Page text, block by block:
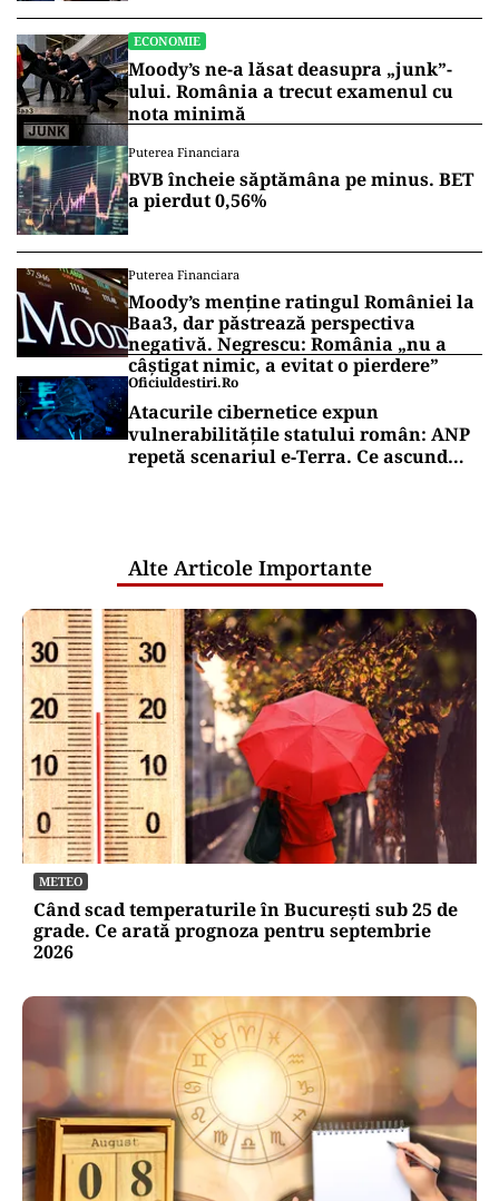
ECONOMIE
Moody’s ne-a lăsat deasupra „junk”-
ului. România a trecut examenul cu
nota minimă
Puterea Financiara
BVB încheie săptămâna pe minus. BET
a pierdut 0,56%
Puterea Financiara
Moody’s menține ratingul României la
Baa3, dar păstrează perspectiva
negativă. Negrescu: România „nu a
câștigat nimic, a evitat o pierdere”
Oficiuldestiri.ro
Atacurile cibernetice expun
vulnerabilitățile statului român: ANP
repetă scenariul e‑Terra. Ce ascund
Alte Articole Importante
METEO
Când scad temperaturile în București sub 25 de
grade. Ce arată prognoza pentru septembrie
2026